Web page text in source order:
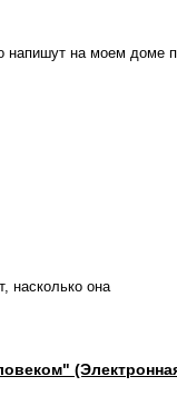
напишут на моем доме
насколько она